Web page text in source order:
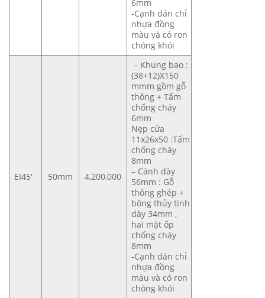
6mm
-Cạnh dán chỉ
nhựa đồng
màu và có ron
chóng khói
EI45′ 50mm 4,200,000
– Khung bao :
(38+12)X150
mmm gồm gỗ
thông + Tấm
chống cháy
6mm
Nẹp cửa
11x26x50 :Tấm
chống cháy
8mm
– Cánh dày
56mm : Gỗ
thông ghép +
bông thủy tinh
dày 34mm ,
hai mặt ốp
chống cháy
8mm
-Cạnh dán chỉ
nhựa đồng
màu và có ron
chóng khói